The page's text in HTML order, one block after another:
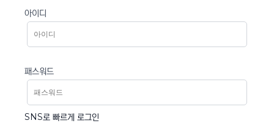
아이디
패스워드
SNS로 빠르게 로그인